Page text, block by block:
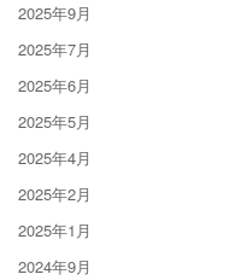
2025年9月
2025年7月
2025年6月
2025年5月
2025年4月
2025年2月
2025年1月
2024年9月